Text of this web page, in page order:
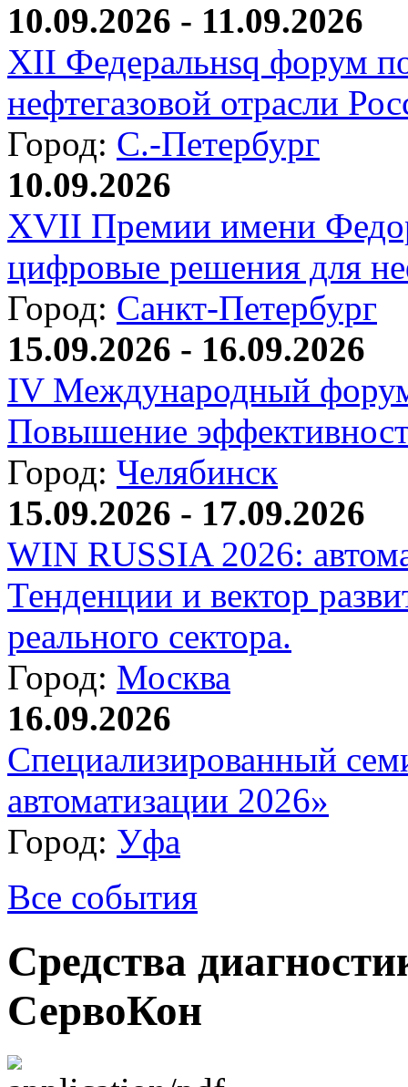
10.09.2026 - 11.09.2026
XII Федеральнsq форум
нефтегазовой отрасли
Город: С.-Петербург
10.09.2026
XVII Премии имени
цифровые решения для
Город: Санкт-Петербург
15.09.2026 - 16.09.2026
IV Международный
Повышение
Город: Челябинск
15.09.2026 - 17.09.2026
WIN RUSSIA 2026:
Тенденции и вектор
реального сектора.
Город: Москва
16.09.2026
Специализированный
автоматизации 2026»
Город: Уфа
Все события
Средства
СервоКон